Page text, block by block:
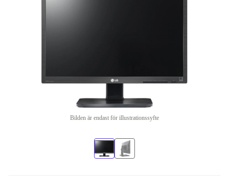
Bilden är endast för illustrationssyfte